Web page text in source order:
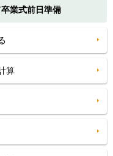
業式前日準備
算